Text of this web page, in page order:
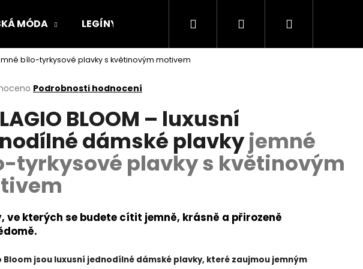
MÓDA LEGÍNY KALHOTY Sukně s kraťasy
Hledat PřihlášeníNákupní
bílo-tyrkysové plavky s květinovým motivem
Podrobnosti hodnocení
BLOOM – luxusní
dámské plavkyjemné
tyrkysové plavky s květinovým
ve kterých se budete cítit jemně, krásně a přirozeně
Bloom jsou luxusní jednodílné dámské plavky, které zaujmou jemným
HLEDAT